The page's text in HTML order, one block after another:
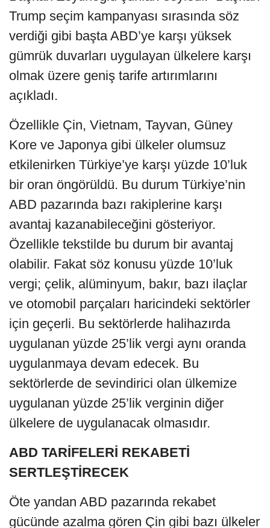
Trump seçim kampanyası sırasında söz
verdiği gibi başta ABD’ye karşı yüksek
gümrük duvarları uygulayan ülkelere karşı
olmak üzere geniş tarife artırımlarını
açıkladı.
Özellikle Çin, Vietnam, Tayvan, Güney
Kore ve Japonya gibi ülkeler olumsuz
etkilenirken Türkiye’ye karşı yüzde 10’luk
bir oran öngörüldü. Bu durum Türkiye’nin
ABD pazarında bazı rakiplerine karşı
avantaj kazanabileceğini gösteriyor.
Özellikle tekstilde bu durum bir avantaj
olabilir. Fakat söz konusu yüzde 10’luk
vergi; çelik, alüminyum, bakır, bazı ilaçlar
ve otomobil parçaları haricindeki sektörler
için geçerli. Bu sektörlerde halihazırda
uygulanan yüzde 25’lik vergi aynı oranda
uygulanmaya devam edecek. Bu
sektörlerde de sevindirici olan ülkemize
uygulanan yüzde 25’lik verginin diğer
ülkelere de uygulanacak olmasıdır.
ABD TARİFELERİ REKABETİ
SERTLEŞTİRECEK
Öte yandan ABD pazarında rekabet
gücünde azalma gören Çin gibi bazı ülkeler